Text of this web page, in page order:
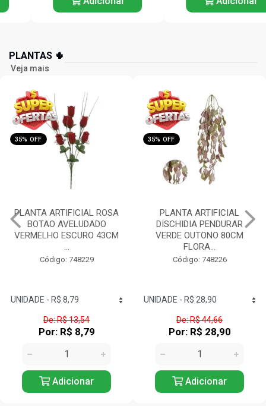
PLANTAS 🌵
Veja mais
35% OFF
PLANTA ARTIFICIAL
DISCHIDIA PENDURAR
VERDE OUTONO 80CM
FLORA...
Código: 748226
De: R$ 44,66
Por: R$ 28,90
Adicionar
35% OFF
PLANTA ARTIFICIAL
ORQUIDEA PHALAENOPSIS
(BRANCO) 55CM FLORAR...
Código: 748225
De: R$ 21,53
Por: R$ 13,90
Adicionar